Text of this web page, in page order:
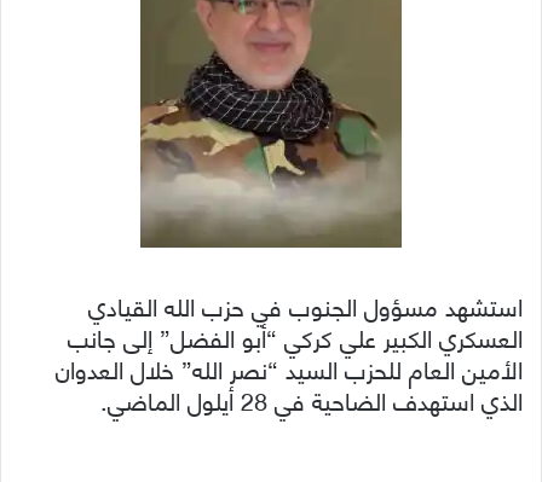
استشهد مسؤول الجنوب في حزب الله القيادي
العسكري الكبير علي كركي “أبو الفضل” إلى جانب
الأمين العام للحزب السيد “نصر الله” خلال العدوان
الذي استهدف الضاحية في 28 أيلول الماضي.